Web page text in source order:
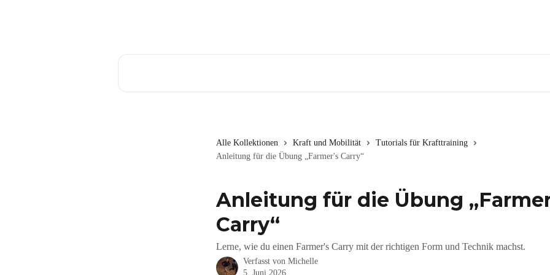
Alle Kollektionen Kraft und Mobilität
Tutorials für Krafttraining
Anleitung für die Übung „Farmer's Carry“
Anleitung für die Übung
Carry“
Lerne, wie du einen Farmer's Carry mit der richtigen Form und Technik machst.
Verfasst von Michelle
5. Juni 2026